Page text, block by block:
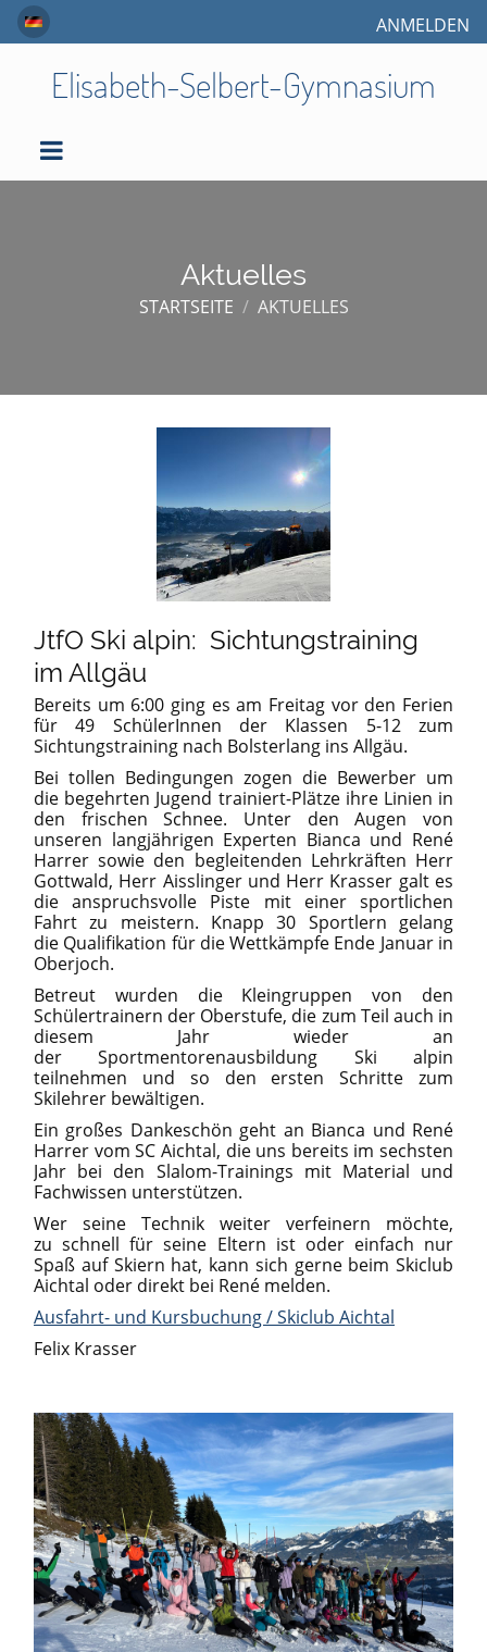
ANMELDEN
Elisabeth-Selbert-Gymnasium
Aktuelles
STARTSEITE / AKTUELLES
JtfO Ski alpin: Sichtungstraining
im Allgäu
Bereits um 6:00 ging es am Freitag vor den Ferien
für 49 SchülerInnen der Klassen 5-12 zum
Sichtungstraining nach Bolsterlang ins Allgäu.
Bei tollen Bedingungen zogen die Bewerber um
die begehrten Jugend trainiert-Plätze ihre Linien in
den frischen Schnee. Unter den Augen von
unseren langjährigen Experten Bianca und René
Harrer sowie den begleitenden Lehrkräften Herr
Gottwald, Herr Aisslinger und Herr Krasser galt es
die anspruchsvolle Piste mit einer sportlichen
Fahrt zu meistern. Knapp 30 Sportlern gelang
die Qualifikation für die Wettkämpfe Ende Januar in
Oberjoch.
Betreut wurden die Kleingruppen von den
Schülertrainern der Oberstufe, die zum Teil auch in
diesem Jahr wieder an
der Sportmentorenausbildung Ski alpin
teilnehmen und so den ersten Schritte zum
Skilehrer bewältigen.
Ein großes Dankeschön geht an Bianca und René
Harrer vom SC Aichtal, die uns bereits im sechsten
Jahr bei den Slalom-Trainings mit Material und
Fachwissen unterstützen.
Wer seine Technik weiter verfeinern möchte,
zu schnell für seine Eltern ist oder einfach nur
Spaß auf Skiern hat, kann sich gerne beim Skiclub
Aichtal oder direkt bei René melden.
Ausfahrt- und Kursbuchung / Skiclub Aichtal
Felix Krasser